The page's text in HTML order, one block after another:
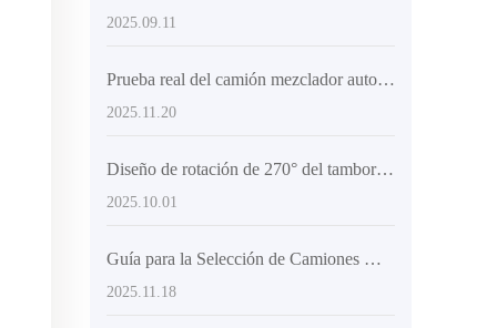
2025.09.11
Prueba real del camión mezclador autodescargable AIMIX AS-4.0: ¿Cuál es su secreto para operar con flexibilidad en espacios reducidos?
2025.11.20
Diseño de rotación de 270° del tambor de la betonera: cómo mejora la eficiencia en la colocación de concreto
2025.10.01
Guía para la Selección de Camiones Mezcladores de Tamaño Medio: Ventajas del Cabina Delantera y Chasis Articulado
2025.11.18